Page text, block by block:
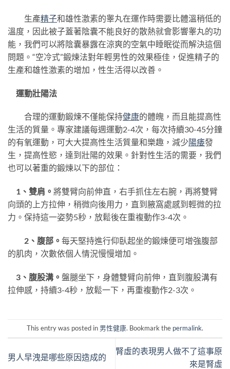
生產精子和雄性激素的睾丸在運作時需要比體溫稍低的
溫度，因此被子蓋著陰囊不能良好的散熱就會影響睾丸的功
能，我們可以將陰囊暴露在涼爽的空氣中睡眠從而解決這個
問題。“空冷式”鍛煉法對年輕男性的效果極佳，促進精子的
生產和雄性激素的增加，性生活得以改善。
運動壯陽法
合理的運動鍛煉不僅能保持健康的體魄，而且能提高性
生活的質量。專家建議每週運動2-4次，每次持續30-45分鐘
的有氧運動，可大大提高性生活質量和樂趣，減少陽痿發
生，提高性慾，達到壯陽的效果。針對性生活的需要，我們
也可以著重的鍛煉以下的部位：
1、雙肩。 將雙臂向前伸直，右手抓住左右腕，再將雙臂
向頭的上方拉伸，稍微向後用力，直到腋窩處感到輕微的拉
力。保持這一姿勢5秒，放鬆後在重複動作3-4次。
2、腹部。 每天堅持進行仰臥起坐的鍛煉便可增強腹部
的肌肉，次數依個人情況慢慢增加。
3、腹股溝。 盤腿坐下，身體雙臂向前伸，直到腹股溝有
拉伸感，持續3-4秒，放鬆一下，再重複動作2-3次。
This entry was posted in 男性健康. Bookmark the permalink.
男人早洩是哪些原因造成的
腎虛的表現男人做不了這事原
來是腎虛